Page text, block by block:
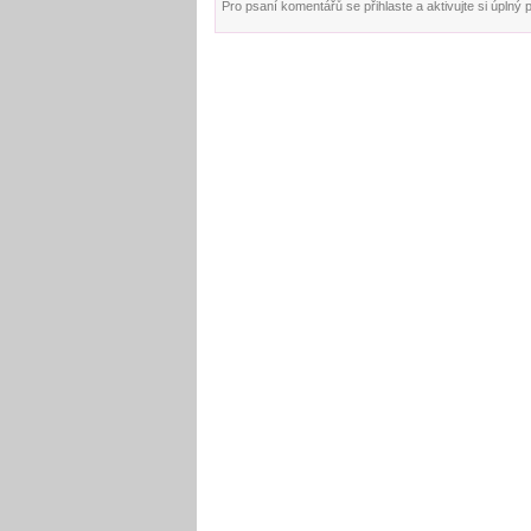
Pro psaní komentářů se přihlaste a aktivujte si úplný